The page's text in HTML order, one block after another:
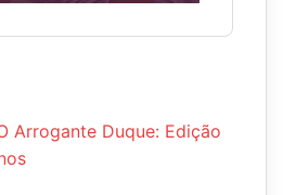
Arrogante Duque: Edição